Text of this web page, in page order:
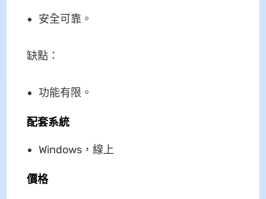
安全可靠。
缺點：
功能有限。
配套系統
Windows，線上
價格